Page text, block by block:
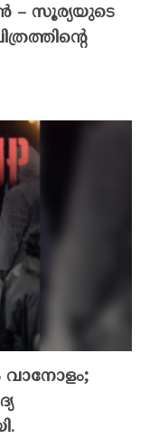
– സൂര്യയുടെ
വാനോളം;